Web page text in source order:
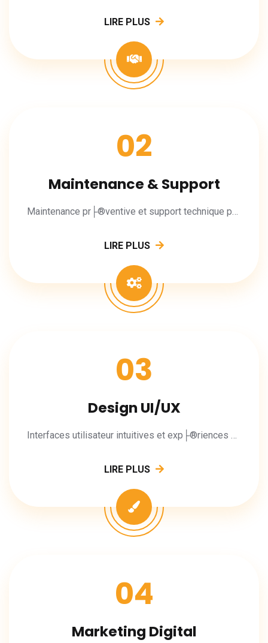
LIRE PLUS
02
Maintenance & Support
Maintenance pr├®ventive et support technique pour vos applications.
LIRE PLUS
03
Design UI/UX
Interfaces utilisateur intuitives et exp├®riences m├®morables.
LIRE PLUS
04
Marketing Digital